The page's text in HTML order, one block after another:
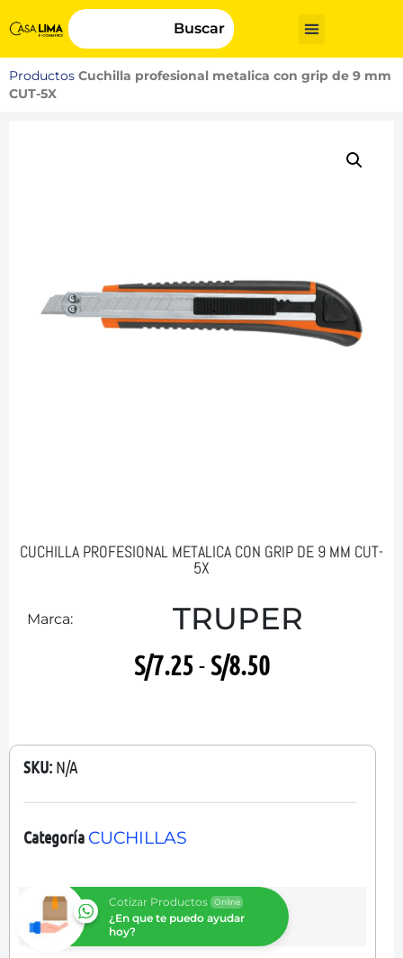
Buscar
Productos Cuchilla profesional metalica con grip de 9 mm
CUT-5X
CUCHILLA PROFESIONAL METALICA CON GRIP DE 9 MM CUT-
5X
Marca: TRUPER
S/7.25- S/8.50
SKU: N/A
Categoría CUCHILLAS
Cotizar Productos Online
¿En que te puedo ayudar
hoy?